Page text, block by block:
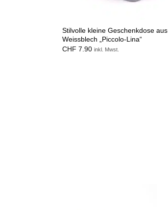
Stilvolle kleine Geschenkdose aus
Weissblech „Piccolo-Lina“
CHF 7.90 inkl. Mwst.